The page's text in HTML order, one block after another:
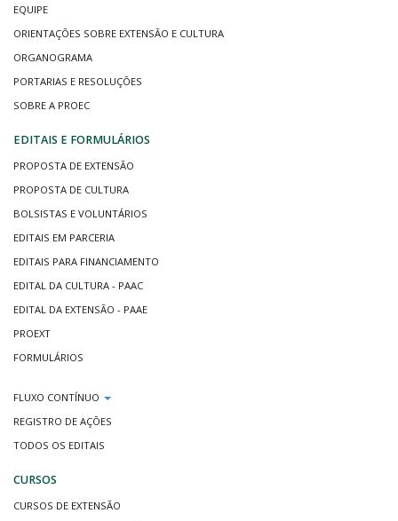
EQUIPE
ORIENTAÇÕES SOBRE EXTENSÃO E CULTURA
ORGANOGRAMA
PORTARIAS E RESOLUÇÕES
SOBRE A PROEC
EDITAIS E FORMULÁRIOS
PROPOSTA DE EXTENSÃO
PROPOSTA DE CULTURA
BOLSISTAS E VOLUNTÁRIOS
EDITAIS EM PARCERIA
EDITAIS PARA FINANCIAMENTO
EDITAL DA CULTURA - PAAC
EDITAL DA EXTENSÃO - PAAE
PROEXT
FORMULÁRIOS
FLUXO CONTÍNUO
REGISTRO DE AÇÕES
TODOS OS EDITAIS
CURSOS
CURSOS DE EXTENSÃO